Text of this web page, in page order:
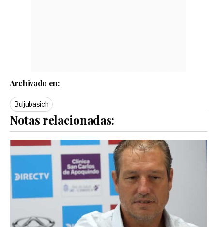
Archivado en:
Buljubasich
Notas relacionadas: